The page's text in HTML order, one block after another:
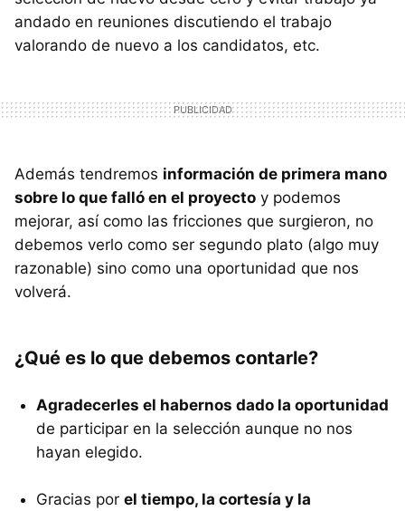
andado en reuniones discutiendo el trabajo
valorando de nuevo a los candidatos, etc.
Además tendremos información de primera mano
sobre lo que falló en el proyecto y podemos
mejorar, así como las fricciones que surgieron, no
debemos verlo como ser segundo plato (algo muy
razonable) sino como una oportunidad que nos
volverá.
¿Qué es lo que debemos contarle?
Agradecerles el habernos dado la oportunidad
de participar en la selección aunque no nos
hayan elegido.
Gracias por el tiempo, la cortesía y la